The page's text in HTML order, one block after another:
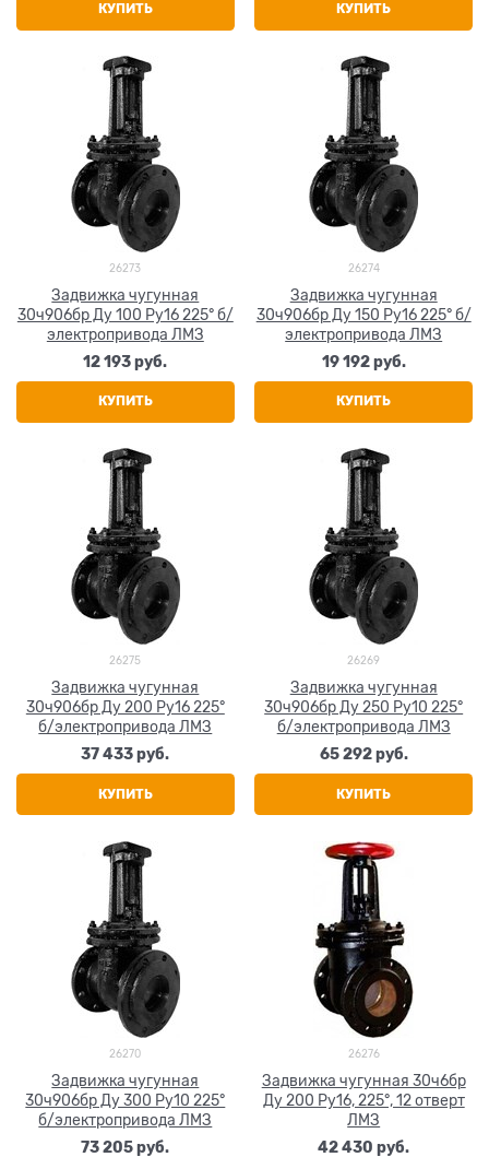
КУПИТЬ КУПИТЬ
26273
Задвижка чугунная
30ч906бр Ду 100 Ру16 225° б/
электропривода ЛМЗ
12 193 руб.
КУПИТЬ
26274
Задвижка чугунная
30ч906бр Ду 150 Ру16 225° б/
электропривода ЛМЗ
19 192 руб.
КУПИТЬ
26275
Задвижка чугунная
30ч906бр Ду 200 Ру16 225°
б/электропривода ЛМЗ
37 433 руб.
КУПИТЬ
26269
Задвижка чугунная
30ч906бр Ду 250 Ру10 225°
б/электропривода ЛМЗ
65 292 руб.
КУПИТЬ
26270
Задвижка чугунная
30ч906бр Ду 300 Ру10 225°
б/электропривода ЛМЗ
73 205 руб.
26276
Задвижка чугунная 30ч6бр
Ду 200 Ру16, 225°, 12 отверт
ЛМЗ
42 430 руб.